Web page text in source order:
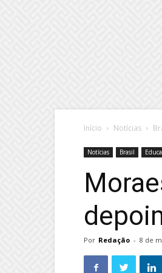
Início Notícias
Notícias Brasil
Por Redação - 8 de